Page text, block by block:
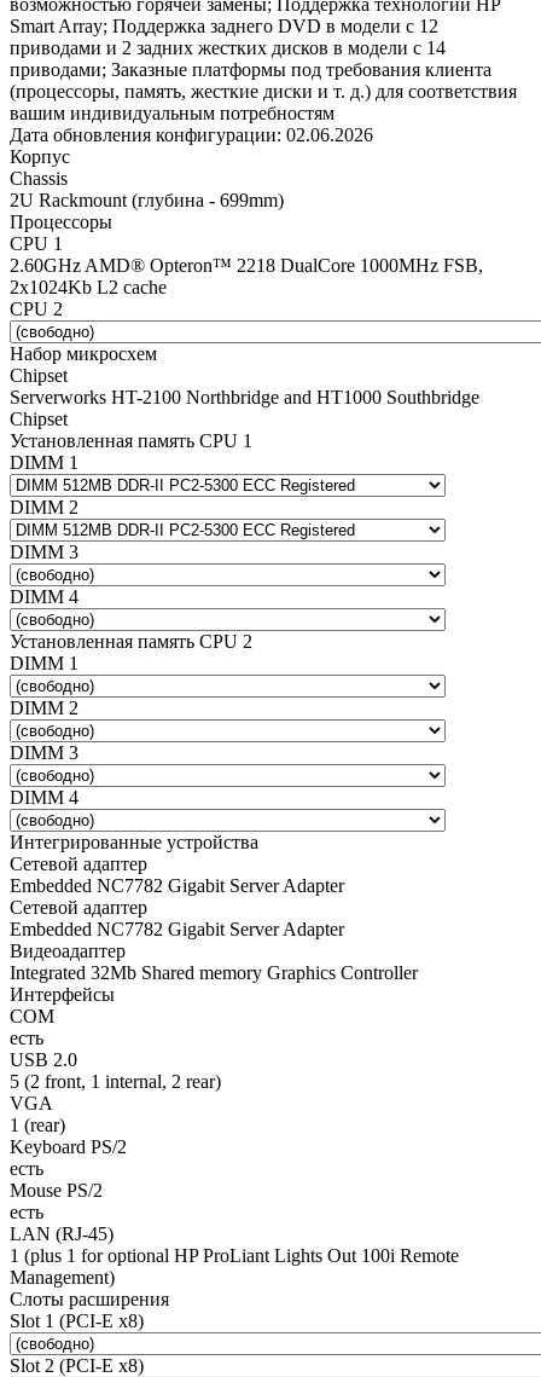
Smart Array; Поддержка заднего DVD в модели с 12
приводами и 2 задних жестких дисков в модели с 14
приводами; Заказные платформы под требования клиента
(процессоры, память, жесткие диски и т. д.) для соответствия
вашим индивидуальным потребностям
Дата обновления конфигурации: 02.06.2026
Корпус
Chassis
2U Rackmount (глубина - 699mm)
Процессоры
CPU 1
2.60GHz AMD® Opteron™ 2218 DualCore 1000MHz FSB,
2x1024Kb L2 cache
CPU 2
Набор микросхем
Chipset
Serverworks HT-2100 Northbridge and HT1000 Southbridge
Chipset
Установленная память CPU 1
DIMM 1
DIMM 2
DIMM 3
DIMM 4
Установленная память CPU 2
DIMM 1
DIMM 2
DIMM 3
DIMM 4
Интегрированные устройства
Сетевой адаптер
Embedded NC7782 Gigabit Server Adapter
Сетевой адаптер
Embedded NC7782 Gigabit Server Adapter
Видеоадаптер
Integrated 32Mb Shared memory Graphics Controller
Интерфейсы
COM
есть
USB 2.0
5 (2 front, 1 internal, 2 rear)
VGA
1 (rear)
Keyboard PS/2
есть
Mouse PS/2
есть
LAN (RJ-45)
1 (plus 1 for optional HP ProLiant Lights Out 100i Remote
Management)
Слоты расширения
Slot 1 (PCI-E x8)
Slot 2 (PCI-E x8)